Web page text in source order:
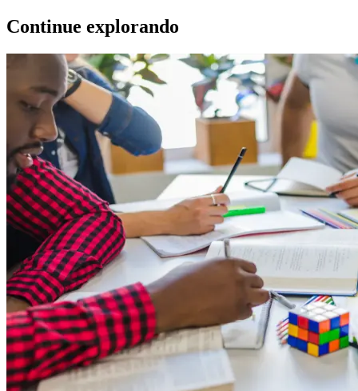
Continue explorando